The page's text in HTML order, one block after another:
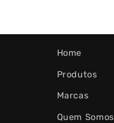
Home
Produtos
Marcas
Quem Somos